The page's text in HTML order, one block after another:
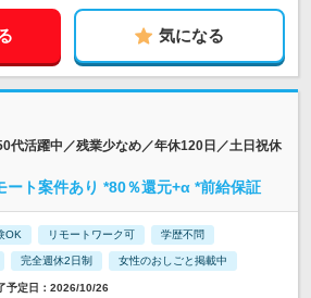
気になる
代活躍中／残業少なめ／年休120日／土日祝休
ート案件あり *80％還元+α *前給保証
OK リモートワーク可 学歴不問
完全週休2日制 女性のおしごと掲載中
予定日：2026/10/26